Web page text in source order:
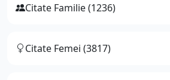
Citate Familie (1236)
Citate Femei (3817)